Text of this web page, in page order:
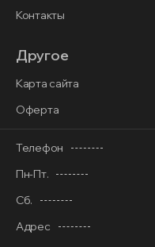
Контакты
Другое
Карта сайта
Оферта
Телефон
Пн-Пт.
Сб.
Адрес